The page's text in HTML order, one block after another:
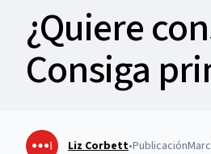
¿Quiere
Consiga
Liz Corbett•Publicación